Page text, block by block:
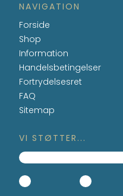
NAVIGATION
Forside
Shop
Information
Handelsbetingelser
Fortrydelsesret
FAQ
Sitemap
VI STØTTER...